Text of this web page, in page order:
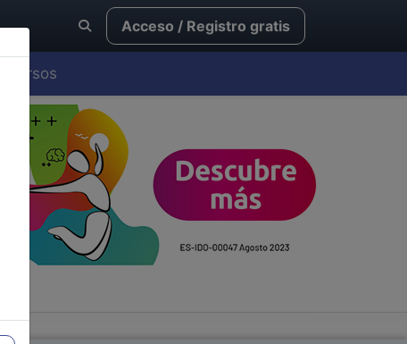
Acceso / Registro gratis
Cursos